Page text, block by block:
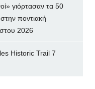
γιόρτασαν τα 50
ποντιακή
2026
Historic Trail 7